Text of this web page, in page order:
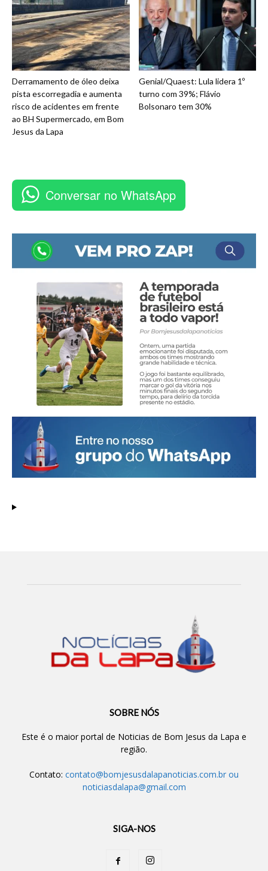
Derramamento de óleo deixa
pista escorregadia e aumenta
risco de acidentes em frente
ao BH Supermercado, em Bom
Jesus da Lapa
Genial/Quaest: Lula lidera 1º
turno com 39%; Flávio
Bolsonaro tem 30%
Conversar no WhatsApp
SOBRE NÓS
Este é o maior portal de Noticias de Bom Jesus da Lapa e
região.
Contato: contato@bomjesusdalapanoticias.com.br ou
noticiasdalapa@gmail.com
SIGA-NOS